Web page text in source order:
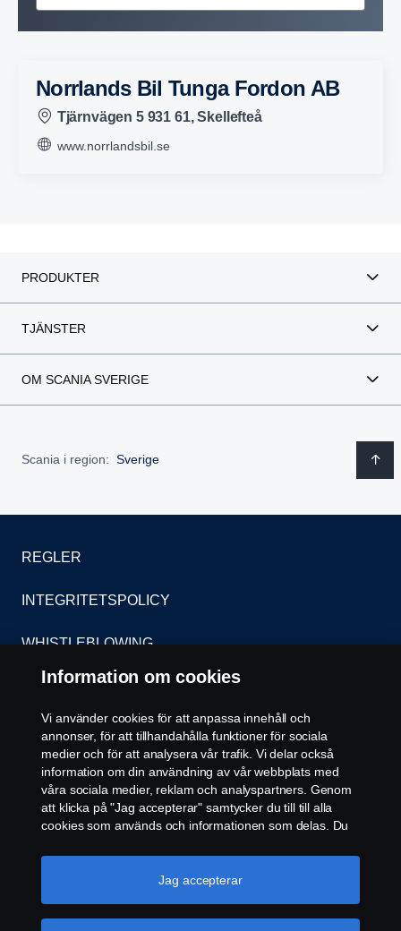
Norrlands Bil Tunga Fordon AB
Tjärnvägen 5 931 61, Skellefteå
www.norrlandsbil.se
PRODUKTER
TJÄNSTER
OM SCANIA SVERIGE
Scania i region: Sverige
REGLER
INTEGRITETSPOLICY
WHISTLEBLOWING
KONTAKT
ÅTERFÖRSÄLJARE
COOKIE POLICY
COOKIE-INSTÄLLNINGAR
Information om cookies
Vi använder cookies för att anpassa innehåll och
annonser, för att tillhandahålla funktioner för sociala
medier och för att analysera vår trafik. Vi delar också
information om din användning av vår webbplats med
våra sociala medier, reklam och analyspartners. Genom
att klicka på "Jag accepterar" samtycker du till till alla
cookies som används och informationen som delas. Du
"Cookie-inställningar" och välja de kategorier du vill
acceptera. För en mer detaljerad förklaring av hur vi
Jag accepterar